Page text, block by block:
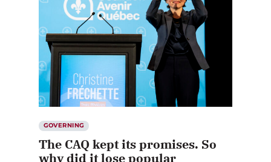
GOVERNING
The CAQ kept its promises. So
why did it lose popular